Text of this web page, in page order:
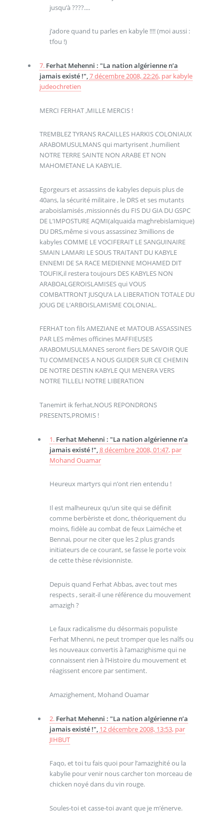
jusqu’à ????....
j’adore quand tu parles en kabyle !!!! (moi aussi :
tfou !)
7. Ferhat Mehenni : "La nation algérienne n’a
jamais existé !",7 décembre 2008, 22:26, par kabyle
judeochretien
MERCI FERHAT ,MILLE MERCIS !
TREMBLEZ TYRANS RACAILLES HARKIS COLONIAUX
ARABOMUSULMANS qui martyrisent ,humilient
NOTRE TERRE SAINTE NON ARABE ET NON
MAHOMETANE LA KABYLIE.
Egorgeurs et assassins de kabyles depuis plus de
40ans, la sécurité militaire , le DRS et ses mutants
araboislamisés ,missionnés du FIS DU GIA DU GSPC
DE L’IMPOSTURE AQMI(alquaida maghrebislamique)
DU DRS,même si vous assassinez 3millions de
kabyles COMME LE VOCIFERAIT LE SANGUINAIRE
SMAIN LAMARI LE SOUS TRAITANT DU KABYLE
ENNEMI DE SA RACE MEDIENNE MOHAMED DIT
TOUFIK,il restera toujours DES KABYLES NON
ARABOALGEROISLAMISES qui VOUS
COMBATTRONT JUSQU’A LA LIBERATION TOTALE DU
JOUG DE L’ARBOISLAMISME COLONIAL.
FERHAT ton fils AMEZIANE et MATOUB ASSASSINES
PAR LES mêmes officines MAFFIEUSES
ARABOMUSULMANES seront fiers DE SAVOIR QUE
TU COMMENCES A NOUS GUIDER SUR CE CHEMIN
DE NOTRE DESTIN KABYLE QUI MENERA VERS
NOTRE TILLELI NOTRE LIBERATION
Tanemirt ik ferhat,NOUS REPONDRONS
PRESENTS,PROMIS !
1. Ferhat Mehenni : "La nation algérienne n’a
jamais existé !",8 décembre 2008, 01:47, par
Mohand Ouamar
Heureux martyrs qui n’ont rien entendu !
Il est malheureux qu’un site qui se définit
comme berbèriste et donc, théoriquement du
moins, fidèle au combat de feux Laiméche et
Bennai, pour ne citer que les 2 plus grands
initiateurs de ce courant, se fasse le porte voix
de cette thèse révisionniste.
Depuis quand Ferhat Abbas, avec tout mes
respects , serait-il une référence du mouvement
amazigh ?
Le faux radicalisme du désormais populiste
Ferhat Mhenni, ne peut tromper que les naîfs ou
les nouveaux convertis à l’amazighisme qui ne
connaissent rien à l’Histoire du mouvement et
réagissent encore par sentiment.
Amazighement, Mohand Ouamar
2. Ferhat Mehenni : "La nation algérienne n’a
jamais existé !", 12 décembre 2008, 13:53, par
JIHBUT
Faqo, et toi tu fais quoi pour l’amazighité ou la
kabylie pour venir nous carcher ton morceau de
chicken noyé dans du vin rouge.
Soules-toi et casse-toi avant que je m’énerve.